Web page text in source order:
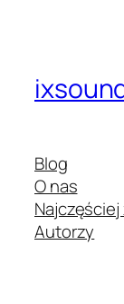
Blog
O nas
Autorzy